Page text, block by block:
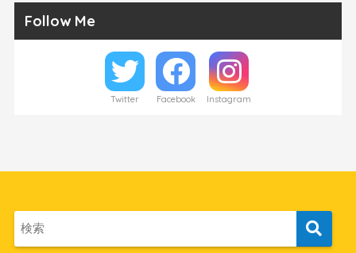
Follow Me
Twitter Facebook Instagram